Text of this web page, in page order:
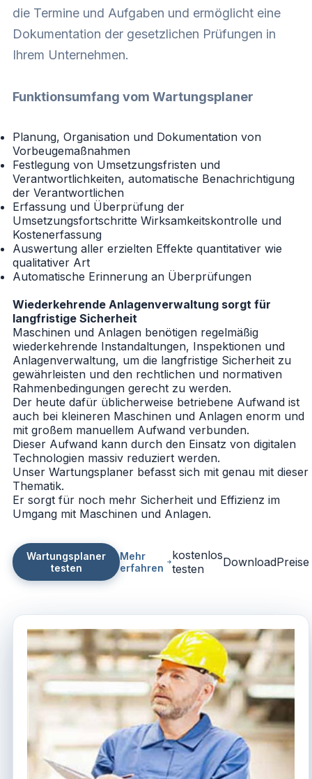
die Termine und Aufgaben und ermöglicht eine
Dokumentation der gesetzlichen Prüfungen in
Ihrem Unternehmen.
Funktionsumfang vom Wartungsplaner
Planung, Organisation und Dokumentation von
Vorbeugemaßnahmen
Festlegung von Umsetzungsfristen und
Verantwortlichkeiten, automatische Benachrichtigung
der Verantwortlichen
Erfassung und Überprüfung der
Umsetzungsfortschritte Wirksamkeitskontrolle und
Kostenerfassung
Auswertung aller erzielten Effekte quantitativer wie
qualitativer Art
Automatische Erinnerung an Überprüfungen
Wiederkehrende Anlagenverwaltung sorgt für
langfristige Sicherheit
Maschinen und Anlagen benötigen regelmäßig
wiederkehrende Instandaltungen, Inspektionen und
Anlagenverwaltung, um die langfristige Sicherheit zu
gewährleisten und den rechtlichen und normativen
Rahmenbedingungen gerecht zu werden.
Der heute dafür üblicherweise betriebene Aufwand ist
auch bei kleineren Maschinen und Anlagen enorm und
mit großem manuellem Aufwand verbunden.
Dieser Aufwand kann durch den Einsatz von digitalen
Technologien massiv reduziert werden.
Unser Wartungsplaner befasst sich mit genau mit dieser
Thematik.
Er sorgt für noch mehr Sicherheit und Effizienz im
Umgang mit Maschinen und Anlagen.
Wartungsplaner
testen
Mehr
erfahren
kostenlos
testen
DownloadPreise